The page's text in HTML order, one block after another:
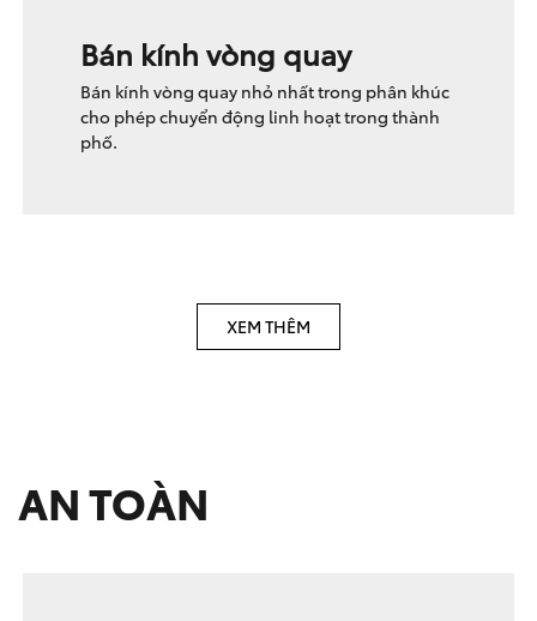
Bán kính vòng quay
Bán kính vòng quay nhỏ nhất trong phân khúc
cho phép chuyển động linh hoạt trong thành
phố.
XEM THÊM
AN TOÀN